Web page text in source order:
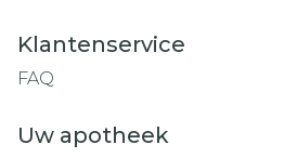
Klantenservice
FAQ
Uw apotheek